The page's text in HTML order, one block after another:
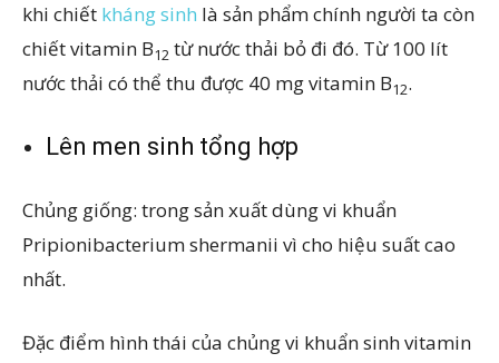
khi chiết kháng sinh là sản phẩm chính người ta còn
chiết vitamin B12 từ nước thải bỏ đi đó. Từ 100 lít
nước thải có thể thu được 40 mg vitamin B12.
Lên men sinh tổng hợp
Chủng giống: trong sản xuất dùng vi khuẩn
Pripionibacterium shermanii vì cho hiệu suất cao
nhất.
Đặc điểm hình thái của chủng vi khuẩn sinh vitamin